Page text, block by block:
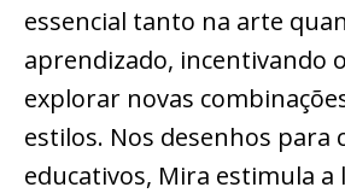
essencial tanto na arte
aprendizado, incentivando
explorar novas
estilos. Nos desenhos para
educativos, Mira estimula a